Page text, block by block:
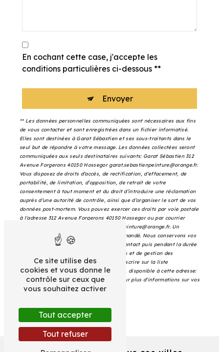
En cochant cette case, j'accepte les
conditions particulières ci-dessous **
Envoyer
** Les données personnelles communiquées sont nécessaires aux fins
de vous contacter et sont enregistrées dans un fichier informatisé.
Elles sont destinées à Garat Sébastien et ses sous-traitants dans le
seul but de répondre à votre message. Les données collectées seront
communiquées aux seuls destinataires suivants: Garat Sébastien 312
Avenue Forgerons 40150 Hossegor garat.sebastienpeinture@orange.fr.
Vous disposez de droits d’accès, de rectification, d’effacement, de
portabilité, de limitation, d’opposition, de retrait de votre
consentement à tout moment et du droit d’introduire une réclamation
auprès d’une autorité de contrôle, ainsi que d’organiser le sort de vos
données post-mortem. Vous pouvez exercer ces droits par voie postale
à l'adresse 312 Avenue Forgerons 40150 Hossegor ou par courrier
électronique à l'adresse garat.sebastienpeinture@orange.fr. Un
justificatif d'identité pourra vous être demandé. Nous conservons vos
données pendant la période de prise de contact puis pendant la durée
de prescription légale aux fins probatoires et de gestion des
contentieux. Vous avez le droit de vous inscrire sur la liste
d'opposition au démarchage téléphonique, disponible à cette adresse:
Bloctel.gouv.fr. Consultez le site cnil.fr pour plus d’informations sur vos
droits.
Ce site utilise des
cookies et vous donne le
contrôle sur ceux que
vous souhaitez activer
Tout accepter
Tout refuser